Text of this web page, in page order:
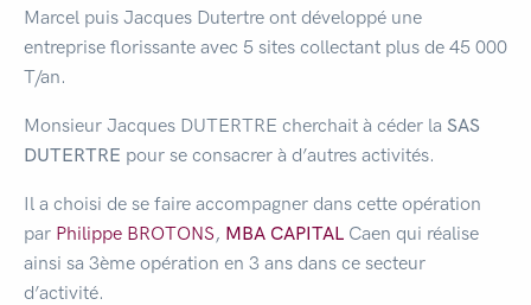
Marcel puis Jacques Dutertre ont développé une
entreprise florissante avec 5 sites collectant plus de 45 000
T/an.
Monsieur Jacques DUTERTRE cherchait à céder la SAS
DUTERTRE pour se consacrer à d’autres activités.
Il a choisi de se faire accompagner dans cette opération
par Philippe BROTONS, MBA CAPITAL Caen qui réalise
ainsi sa 3ème opération en 3 ans dans ce secteur
d’activité.